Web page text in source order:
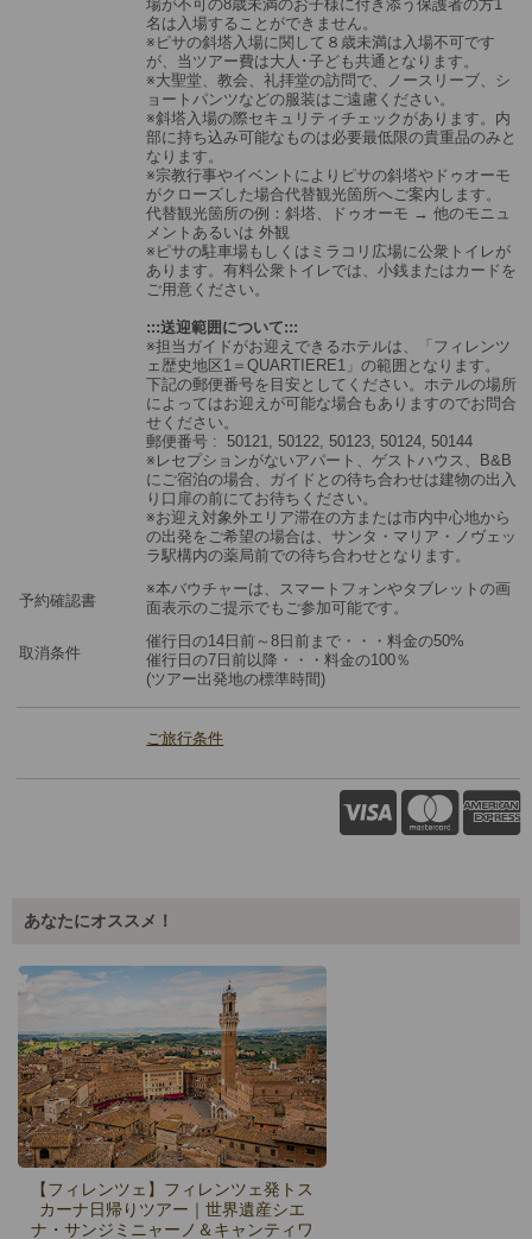
場が不可の8歳未満のお子様に付き添う保護者の方1
名は入場することができません。
※ピサの斜塔入場に関して８歳未満は入場不可です
が、当ツアー費は大人･子ども共通となります。
※大聖堂、教会、礼拝堂の訪問で、ノースリーブ、シ
ョートパンツなどの服装はご遠慮ください。
※斜塔入場の際セキュリティチェックがあります。内
部に持ち込み可能なものは必要最低限の貴重品のみと
なります。
※宗教行事やイベントによりピサの斜塔やドゥオーモ
がクローズした場合代替観光箇所へご案内します。
代替観光箇所の例：斜塔、ドゥオーモ → 他のモニュ
メントあるいは 外観
※ピサの駐車場もしくはミラコリ広場に公衆トイレが
あります。有料公衆トイレでは、小銭またはカードを
ご用意ください。
:::送迎範囲について:::
※担当ガイドがお迎えできるホテルは、「フィレンツ
ェ歴史地区1＝QUARTIERE1」の範囲となります。
下記の郵便番号を目安としてください。ホテルの場所
によってはお迎えが可能な場合もありますのでお問合
せください。
郵便番号 : 50121, 50122, 50123, 50124, 50144
※レセプションがないアパート、ゲストハウス、B&B
にご宿泊の場合、ガイドとの待ち合わせは建物の出入
り口扉の前にてお待ちください。
※お迎え対象外エリア滞在の方または市内中心地から
の出発をご希望の場合は、サンタ・マリア・ノヴェッ
ラ駅構内の薬局前での待ち合わせとなります。
予約確認書
※本バウチャーは、スマートフォンやタブレットの画
面表示のご提示でもご参加可能です。
取消条件
催行日の14日前～8日前まで・・・料金の50%
催行日の7日前以降・・・料金の100％
(ツアー出発地の標準時間)
ご旅行条件
あなたにオススメ！
【フィレンツェ】フィレンツェ発トス
カーナ日帰りツアー｜世界遺産シエ
ナ・サンジミニャーノ＆キャンティワ